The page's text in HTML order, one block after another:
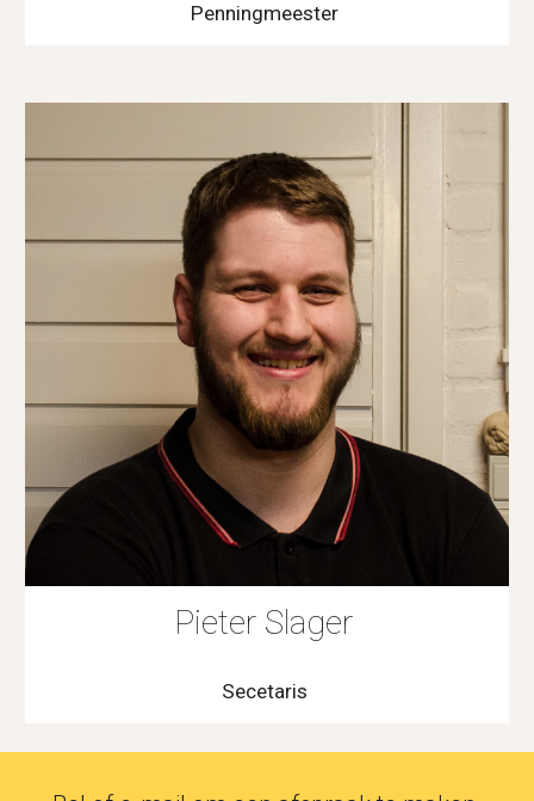
Penningmeester
Pieter Slager
Secetaris